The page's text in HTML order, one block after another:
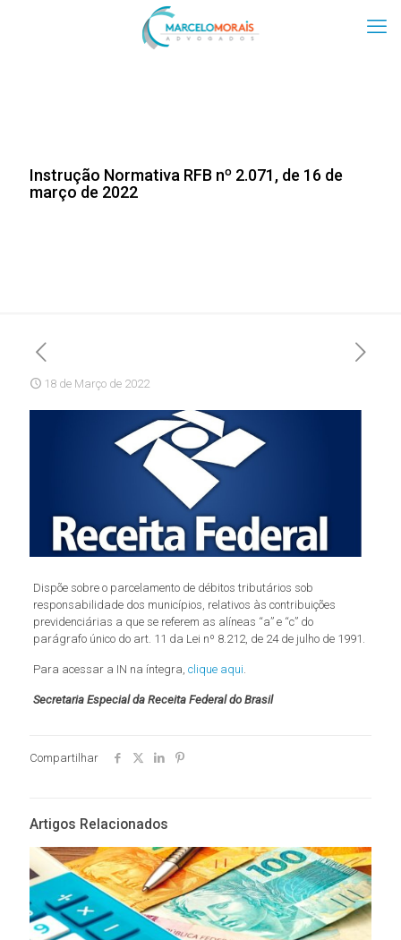
Instrução Normativa RFB nº 2.071, de 16 de
março de 2022
18 de Março de 2022
Dispõe sobre o parcelamento de débitos tributários sob
responsabilidade dos municípios, relativos às contribuições
previdenciárias a que se referem as alíneas “a” e “c” do
parágrafo único do art. 11 da Lei nº 8.212, de 24 de julho de 1991.
Para acessar a IN na íntegra, clique aqui
Secretaria Especial da Receita Federal do Brasil
Compartilhar
Artigos Relacionados